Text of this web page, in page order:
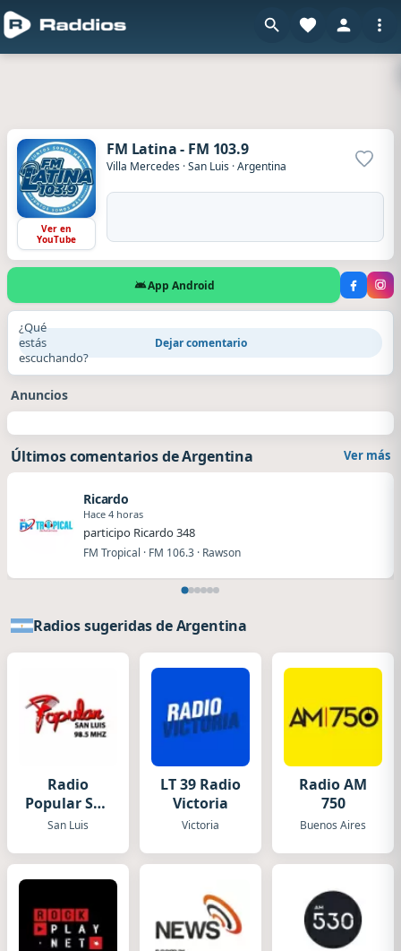
FM Latina - FM 103.9
Villa Mercedes ·San Luis ·Argentina
Ver en
YouTube
App Android
¿Qué
estás
escuchando?
Dejar comentario
Anuncios
Últimos comentarios de Argentina Ver más
Ricardo
Hace 4 horas
participo Ricardo 348
FM Tropical · FM 106.3 · Rawson
Radios sugeridas de Argentina
Radio
Popular San
Luis
San Luis
LT 39 Radio
Victoria
Victoria
Radio AM
750
Buenos Aires